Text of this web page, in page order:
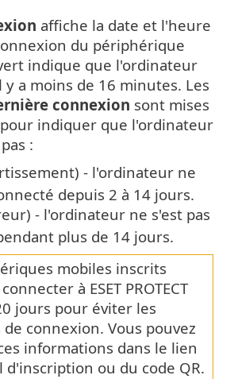
affiche la date et l'heure
du périphérique
indique que l'ordinateur
a moins de 16 minutes. Les
connexion sont mises
indiquer que l'ordinateur
:
- l'ordinateur ne
depuis 2 à 14 jours.
- l'ordinateur ne s'est pas
plus de 14 jours.
mobiles inscrits
à ESET PROTECT
jours pour éviter les
connexion. Vous pouvez
informations dans le lien
d'inscription ou du code QR.